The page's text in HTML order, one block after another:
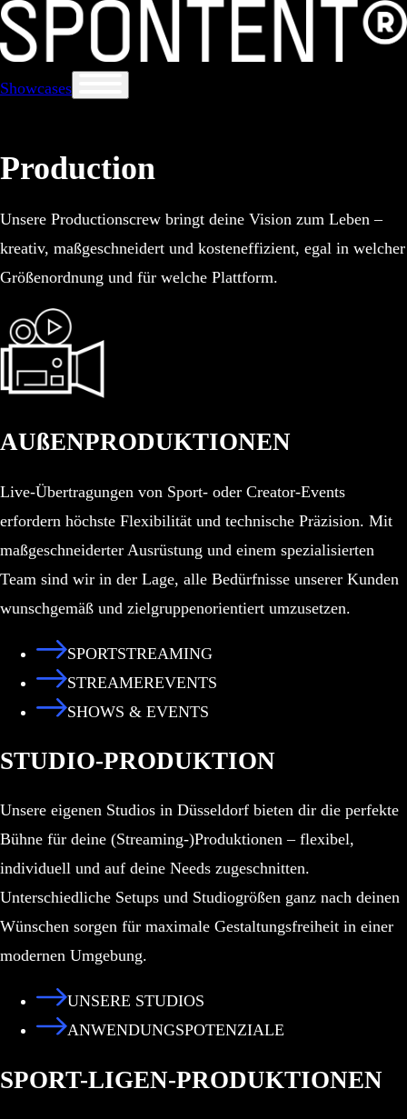
Showcases
Production
Unsere Productionscrew bringt deine Vision zum Leben –
kreativ, maßgeschneidert und kosteneffizient, egal in welcher
Größenordnung und für welche Plattform.
AUßENPRODUKTIONEN
Live-Übertragungen von Sport- oder Creator-Events
erfordern höchste Flexibilität und technische Präzision. Mit
maßgeschneiderter Ausrüstung und einem spezialisierten
Team sind wir in der Lage, alle Bedürfnisse unserer Kunden
wunschgemäß und zielgruppenorientiert umzusetzen.
SPORTSTREAMING
STREAMEREVENTS
SHOWS & EVENTS
STUDIO-PRODUKTION
Unsere eigenen Studios in Düsseldorf bieten dir die perfekte
Bühne für deine (Streaming-)Produktionen – flexibel,
individuell und auf deine Needs zugeschnitten.
Unterschiedliche Setups und Studiogrößen ganz nach deinen
Wünschen sorgen für maximale Gestaltungsfreiheit in einer
modernen Umgebung.
UNSERE STUDIOS
ANWENDUNGSPOTENZIALE
SPORT-LIGEN-PRODUKTIONEN